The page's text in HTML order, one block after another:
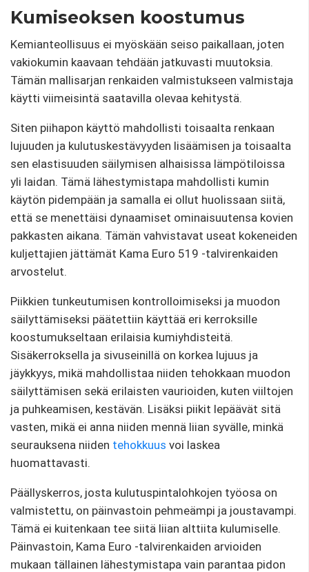
Kumiseoksen koostumus
Kemianteollisuus ei myöskään seiso paikallaan, joten
vakiokumin kaavaan tehdään jatkuvasti muutoksia.
Tämän mallisarjan renkaiden valmistukseen valmistaja
käytti viimeisintä saatavilla olevaa kehitystä.
Siten piihapon käyttö mahdollisti toisaalta renkaan
lujuuden ja kulutuskestävyyden lisäämisen ja toisaalta
sen elastisuuden säilymisen alhaisissa lämpötiloissa
yli laidan. Tämä lähestymistapa mahdollisti kumin
käytön pidempään ja samalla ei ollut huolissaan siitä,
että se menettäisi dynaamiset ominaisuutensa kovien
pakkasten aikana. Tämän vahvistavat useat kokeneiden
kuljettajien jättämät Kama Euro 519 -talvirenkaiden
arvostelut.
Piikkien tunkeutumisen kontrolloimiseksi ja muodon
säilyttämiseksi päätettiin käyttää eri kerroksille
koostumukseltaan erilaisia ​​kumiyhdisteitä.
Sisäkerroksella ja sivuseinillä on korkea lujuus ja
jäykkyys, mikä mahdollistaa niiden tehokkaan muodon
säilyttämisen sekä erilaisten vaurioiden, kuten viiltojen
ja puhkeamisen, kestävän. Lisäksi piikit lepäävät sitä
vasten, mikä ei anna niiden mennä liian syvälle, minkä
seurauksena niiden tehokkuus voi laskea
huomattavasti.
Päällyskerros, josta kulutuspintalohkojen työosa on
valmistettu, on päinvastoin pehmeämpi ja joustavampi.
Tämä ei kuitenkaan tee siitä liian alttiita kulumiselle.
Päinvastoin, Kama Euro -talvirenkaiden arvioiden
mukaan tällainen lähestymistapa vain parantaa pidon